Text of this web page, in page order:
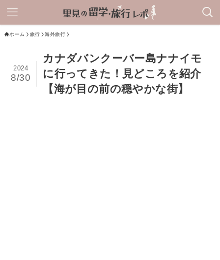
ホーム 旅行 海外旅行
カナダバンクーバー島ナナイモ
に行ってきた！見どころを紹介
【海が目の前の穏やかな街】
2024
8/30